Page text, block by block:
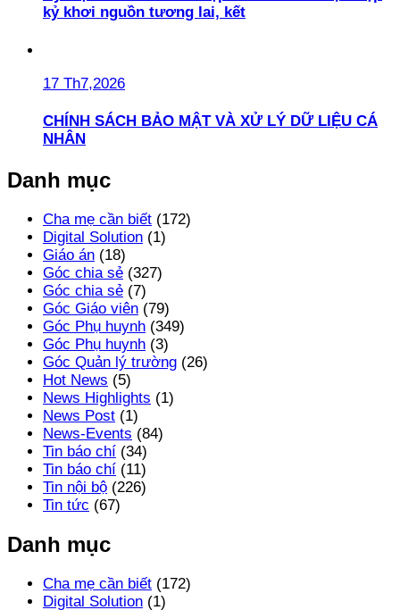
kỷ khơi nguồn tương lai, kết
17 Th7,2026
CHÍNH SÁCH BẢO MẬT VÀ XỬ LÝ DỮ LIỆU CÁ
NHÂN
Danh mục
Cha mẹ cần biết (172)
Digital Solution (1)
Giáo án (18)
Góc chia sẻ (327)
Góc chia sẻ (7)
Góc Giáo viên (79)
Góc Phụ huynh (349)
Góc Phụ huynh (3)
Góc Quản lý trường (26)
Hot News (5)
News Highlights (1)
News Post (1)
News-Events (84)
Tin báo chí (34)
Tin báo chí (11)
Tin nội bộ (226)
Tin tức (67)
Danh mục
Cha mẹ cần biết (172)
Digital Solution (1)